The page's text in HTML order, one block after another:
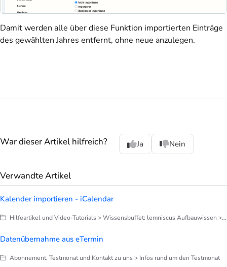
Damit werden alle über diese Funktion importierten Einträge
des gewählten Jahres entfernt, ohne neue anzulegen.
War dieser Artikel hilfreich? Ja Nein
Verwandte Artikel
Kalender importieren - iCalendar
Hilfeartikel und Video-Tutorials > Wissensbuffet: lemniscus Aufbauwissen > Kalenderverwaltung
Datenübernahme aus eTermin
Abonnement, Testmonat und Kontakt zu uns > Infos rund um den Testmonat